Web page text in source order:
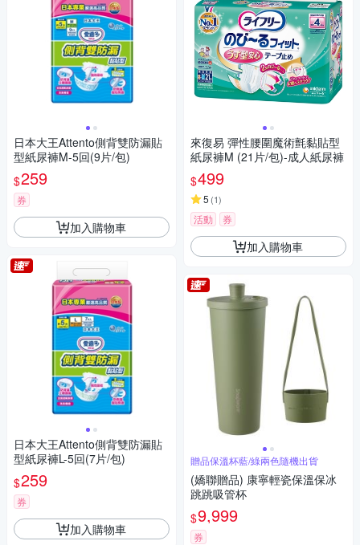
日本大王Attento側背雙防漏貼
型紙尿褲M-5回(9片/包)
$259
券
加入購物車
日本大王Attento側背雙防漏貼
型紙尿褲L-5回(7片/包)
$259
券
加入購物車
來復易 彈性腰圍魔術氈黏貼型
紙尿褲M (21片/包)-成人紙尿褲
$499
5 (1)
活動 券
加入購物車
贈品保溫杯藍/綠兩色隨機出貨
(嬌聯贈品) 康寧輕瓷保溫保冰
跳跳吸管杯
$9,999
券